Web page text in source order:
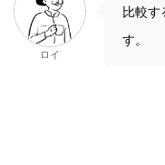
ロイ
比較す
す。